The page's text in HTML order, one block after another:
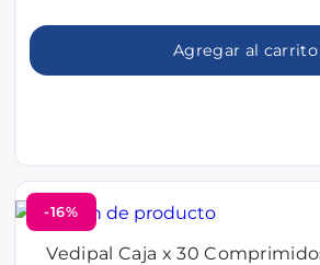
Agregar al carrito
-16%
Vedipal Caja x 30